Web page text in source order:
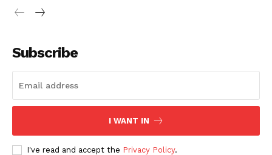
Subscribe
I WANT IN
I've read and accept the Privacy Policy.